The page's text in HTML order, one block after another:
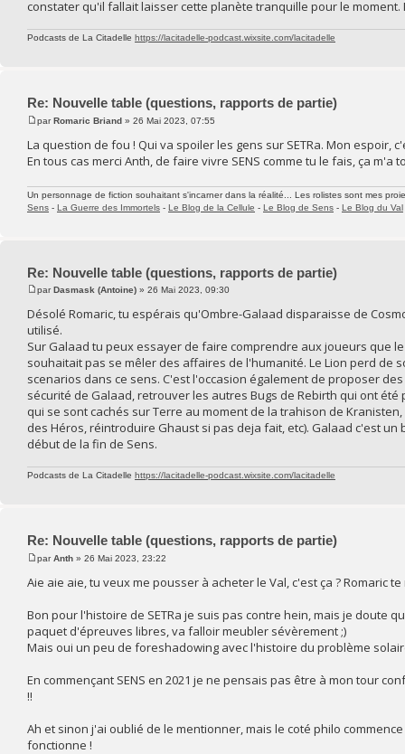
constater qu'il fallait laisser cette planète tranquille pour le
Podcasts de La Citadelle https://lacitadelle-podcast.wixsite.com/lacitadelle
Re: Nouvelle table (questions, rapports de partie)
parRomaric Briand » 26 Mai 2023, 07:55
La question de fou ! Qui va spoiler les gens sur SETRa. Mon
En tous cas merci Anth, de faire vivre SENS comme tu le fais, ça
Un personnage de fiction souhaitant s'incarner dans la réalité... Les rolistes sont mes
Sens - La Guerre des Immortels - Le Blog de la Cellule - Le Blog de Sens - Le Blog du Val
Re: Nouvelle table (questions, rapports de partie)
parDasmask (Antoine) » 26 Mai 2023, 09:30
Désolé Romaric, tu espérais qu'Ombre-Galaad disparaisse de
utilisé.
Sur Galaad tu peux essayer de faire comprendre aux joueurs que
souhaitait pas se mêler des affaires de l'humanité. Le Lion perd
scenarios dans ce sens. C'est l'occasion également de proposer
sécurité de Galaad, retrouver les autres Bugs de Rebirth qui ont
qui se sont cachés sur Terre au moment de la trahison de
des Héros, réintroduire Ghaust si pas deja fait, etc). Galaad c'est
début de la fin de Sens.
Podcasts de La Citadelle https://lacitadelle-podcast.wixsite.com/lacitadelle
Re: Nouvelle table (questions, rapports de partie)
parAnth » 26 Mai 2023, 23:22
Aie aie aie, tu veux me pousser à acheter le Val, c'est ça ? Romaric
Bon pour l'histoire de SETRa je suis pas contre hein, mais je doute
paquet d'épreuves libres, va falloir meubler sévèrement ;)
Mais oui un peu de foreshadowing avec l'histoire du problème
En commençant SENS en 2021 je ne pensais pas être à mon tour
!!
Ah et sinon j'ai oublié de le mentionner, mais le coté philo
fonctionne !